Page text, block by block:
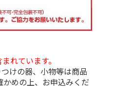
れています。
けの器、小物等は商品
めの上、お申込みくだ